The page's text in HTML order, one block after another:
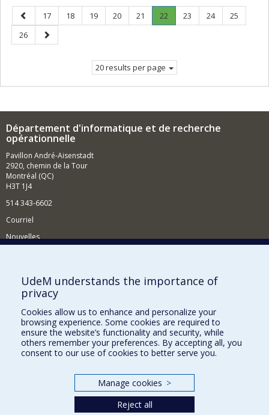
Previous
page
Page
17 Page
18 Page
19 Page
20 Page
21 Page
22
Current
Page
23 Page
24 Page
25
Page
26
Next
page
20 results per page
Département d'informatique et de recherche
opérationnelle
Pavillon André-Aisenstadt
2920, chemin de la Tour
Montréal (QC)
H3T 1J4
514 343-6602
Courriel
Nouvelles
Comment soutenir le Département?
BESOIN D'AIDE?
Plan du site
Signaler une erreur
Accessibilité
Nos départements et écoles
UdeM understands the importance of
privacy
Cookies allow us to enhance and personalize your
browsing experience. Some cookies are required to
ensure the website’s functionality and security, while
others remember your preferences. By accepting all, you
consent to our use of cookies to better serve you.
Manage cookies >
Reject all